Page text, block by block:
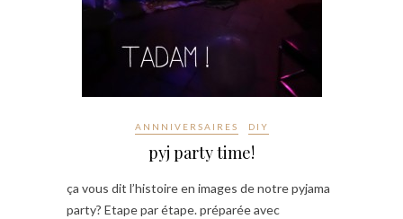
ANNNIVERSAIRES DIY
pyj party time!
ça vous dit l’histoire en images de notre pyjama
party? Etape par étape. préparée avec